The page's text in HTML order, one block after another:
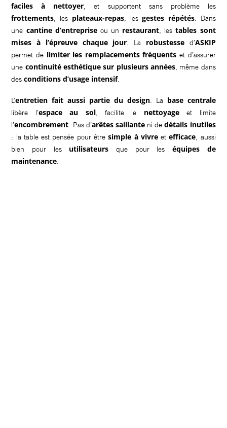
faciles à nettoyer, et supportent sans problème les
frottements, les plateaux-repas, lesgestes répétés. Dans
une cantine d’entrepriseou un restaurant, lestables sont
mises à l’épreuve chaque jour. La robustessed’ASKIP
permet de limiter les remplacements fréquents et d’assurer
une continuité esthétique sur plusieurs années, même dans
desconditions d’usage intensif.
L’entretien fait aussi partie du design. La base centrale
libère l’espace au sol, facilite le nettoyageet limite
l’encombrement. Pas d’arêtes saillanteni dedétails inutiles
: la table est pensée pour êtresimple à vivreetefficace, aussi
bien pour les utilisateurs que pour les équipes de
maintenance.